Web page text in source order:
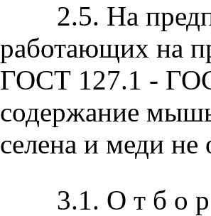
2.5. На
работающих на
ГОСТ 127.1 -
содержание
селена и меди не
3.1. О т б о р